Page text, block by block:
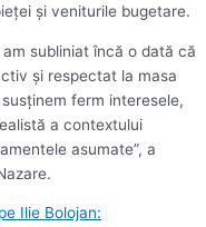
şi veniturile bugetare.
am subliniat încă o dată că
şi respectat la masa
ferm interesele,
a contextului
asumate”, a
Ilie Bolojan: